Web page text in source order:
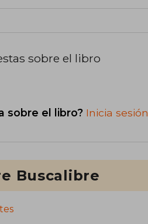
sobre el libro
sobre el libro? Inicia sesión
Buscalibre